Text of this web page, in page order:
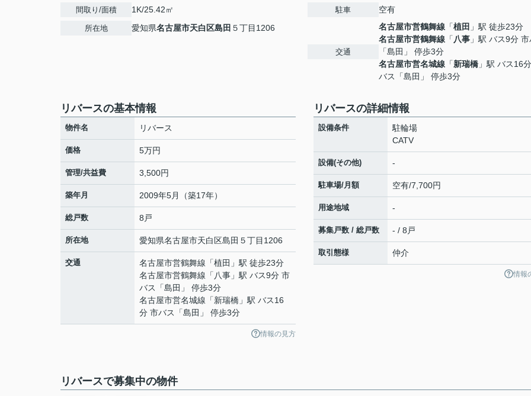
間取り/面積 1K/25.42㎡
所在地 愛知県名古屋市天白区島田 ５丁目1206
駐車 空有
交通
名古屋市営鶴舞線 「植田 」駅 徒歩23分
名古屋市営鶴舞線 「 八事 」駅 バス9分 市
「島田」 停歩3分
名古屋市営名城線 「新瑞橋 」駅 バス16
バス「島田」 停歩3分
リバースの基本情報
物件名 リバース
価格 5万円
管理/共益費 3,500円
築年月 2009年5月（築17年）
総戸数 8戸
所在地 愛知県名古屋市天白区島田 ５丁目1206
交通 名古屋市営鶴舞線 「植田 」駅 徒歩23分
名古屋市営鶴舞線 「 八事 」駅 バス9分 市
バス「島田」 停歩3分
名古屋市営名城線 「新瑞橋 」駅 バス16
分 市バス「島田」 停歩3分
情報の見方
リバースの詳細情報
設備条件
駐輪場
CATV
設備(その他) -
駐車場/月額 空有/7,700円
用途地域 -
募集戸数 / 総戸数 - / 8戸
取引態様 仲介
情報
リバースで募集中の物件